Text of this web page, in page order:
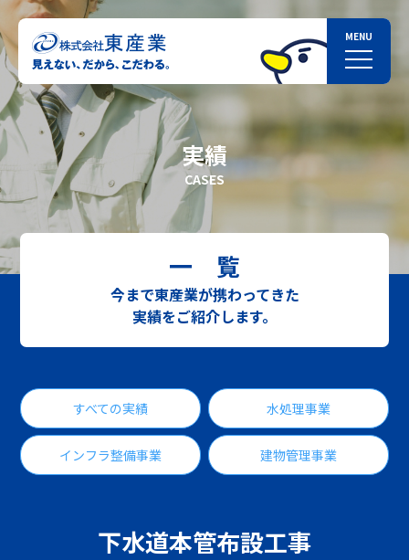
実績
CASES
一 覧
今まで東産業が携わってきた
実績をご紹介します。
すべての実績 水処理事業
インフラ整備事業 建物管理事業
下水道本管布設工事